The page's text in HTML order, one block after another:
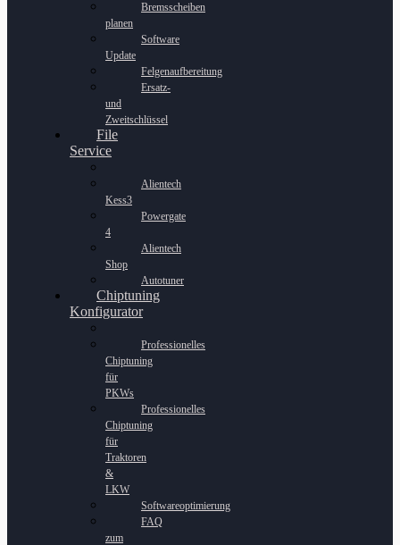
Bremsscheiben
planen
Software
Update
Felgenaufbereitung
Ersatz-
und
Zweitschlüssel
File
Service
Alientech
Kess3
Powergate
4
Alientech
Shop
Autotuner
Chiptuning
Konfigurator
Professionelles
Chiptuning
für
PKWs
Professionelles
Chiptuning
für
Traktoren
&
LKW
Softwareoptimierung
FAQ
zum